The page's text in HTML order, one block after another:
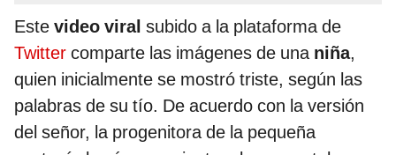
Este video viral subido a la plataforma de
Twitter comparte las imágenes de una niña,
quien inicialmente se mostró triste, según las
palabras de su tío. De acuerdo con la versión
del señor, la progenitora de la pequeña